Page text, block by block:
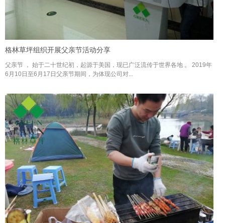
格林草坪组织开展父亲节活动分享
父亲节 ， 始于二十世纪初，起源于美国，现已广泛流传于世界各地 。 2019年
6月10日至6月17日父亲节期间，为体现公司对...